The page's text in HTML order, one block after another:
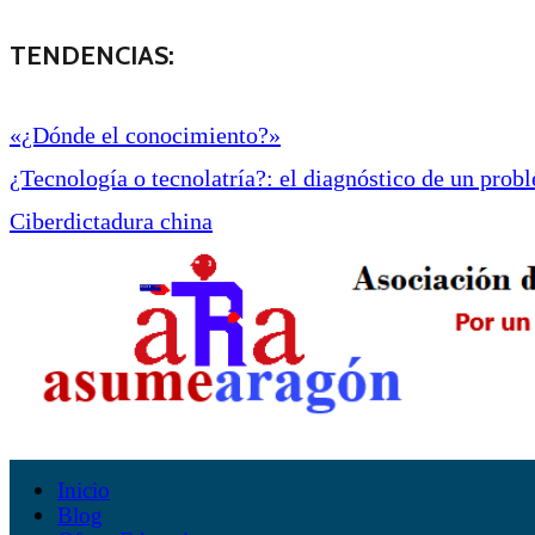
TENDENCIAS:
«¿Dónde el conocimiento?»
¿Tecnología o tecnolatría?: el diagnóstico de un
Ciberdictadura china
Inicio
Blog